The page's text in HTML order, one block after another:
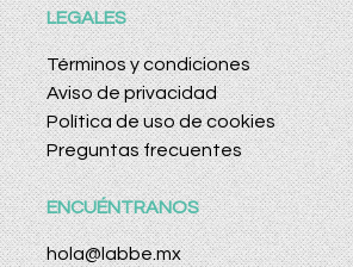
LEGALES
Términos y condiciones
Aviso de privacidad
Política de uso de cookies
Preguntas frecuentes
ENCUÉNTRANOS
hola@labbe.mx